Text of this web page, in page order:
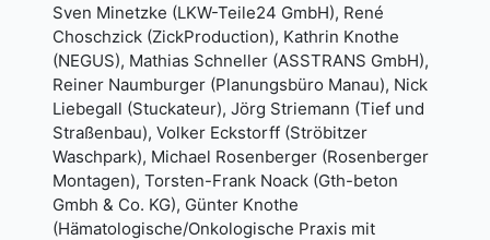
Sven Minetzke (LKW-Teile24 GmbH), René
Choschzick (ZickProduction), Kathrin Knothe
(NEGUS), Mathias Schneller (ASSTRANS GmbH),
Reiner Naumburger (Planungsbüro Manau), Nick
Liebegall (Stuckateur), Jörg Striemann (Tief und
Straßenbau), Volker Eckstorff (Ströbitzer
Waschpark), Michael Rosenberger (Rosenberger
Montagen), Torsten-Frank Noack (Gth-beton
Gmbh & Co. KG), Günter Knothe
(Hämatologische/Onkologische Praxis mit